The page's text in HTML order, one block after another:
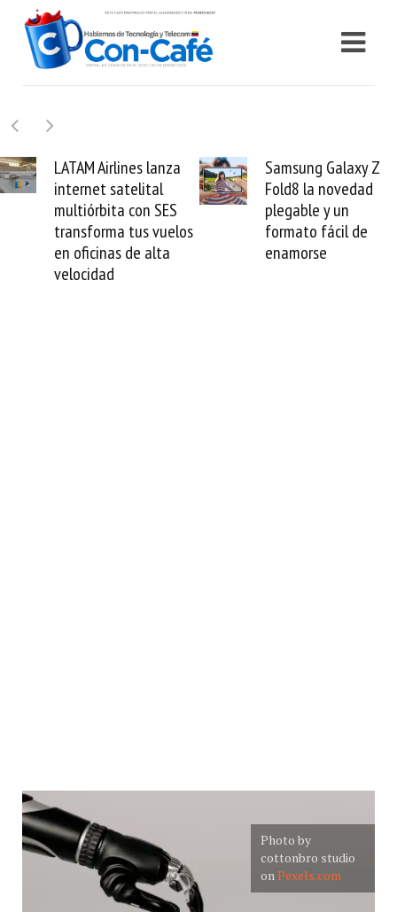
Samsung Galaxy Z
Fold8 la novedad
plegable y un
formato fácil de
enamorse
Cashea levanta 100
millones de dólares y
valida el crédito del
venezolano ante el
mundo
cottonbro studio
onPexels.com